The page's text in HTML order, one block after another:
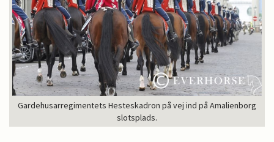
Gardehusarregimentets Hesteskadron på vej ind på Amalienborg
slotsplads.